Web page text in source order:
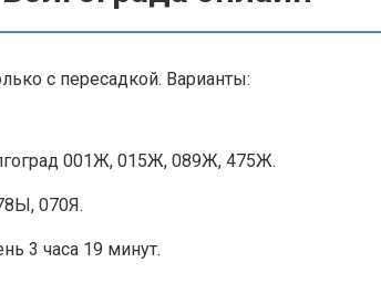
с пересадкой. Варианты:
001Ж, 015Ж, 089Ж, 475Ж.
070Я.
3 часа 19 минут.